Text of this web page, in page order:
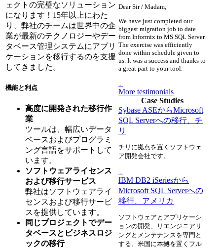
ェクトの完璧なソリューション
になります！15年以上にわた
り、弊社のチームは世界中の企
業が最新のテクノロジーやデー
タベース管理システムにアプリ
ケーションを移行するのを支援
してきました。
機能と利点
高度に開発された移行作
業
ツールは、幅広いデータ
ベースおよびプログラミ
ング言語をサポートして
います。
ソフトウェアライセンス
および移行サービス
弊社はソフトウェアライ
センスおよび移行サービ
スを提供しています。
同じプロジェクトでデー
タベースとビジネスロジ
ックの移行
Dear Sir / Madam,
We have just completed our
biggest migration job to date
from Informix to MS SQL Server.
The exercise was efficiently
done within schedule given to
us. It was a success and thanks to
a great part to your tool.
More testimonials
Case Studies
Sybase ASEからMicrosoft
SQL Serverへの移行、チ
リ
チリに拠点を置くソフトウェ
ア開発会社です。
IBM DB2 iSeriesから
Microsoft SQL Serverへの
移行、アメリカ
ソフトウェアとアプリケーシ
ョンの開発、リエンジニアリ
ングとメンテナンスを専門と
する、米国に本拠を置くフル